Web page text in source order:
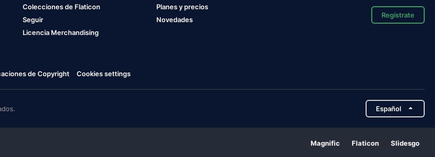
Colecciones de Flaticon
Seguir
Licencia Merchandising
Planes y precios
Novedades
Regístrate
de Copyright Cookies settings
Español
Magnific Flaticon Slidesgo